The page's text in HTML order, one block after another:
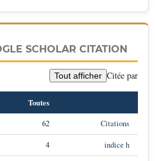
SCHOLAR CITATION
Citée par
Tout afficher
Toutes
Citations
62
indice h
4